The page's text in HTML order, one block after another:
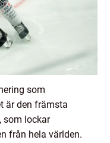
som
är den främsta
som lockar
från hela världen.